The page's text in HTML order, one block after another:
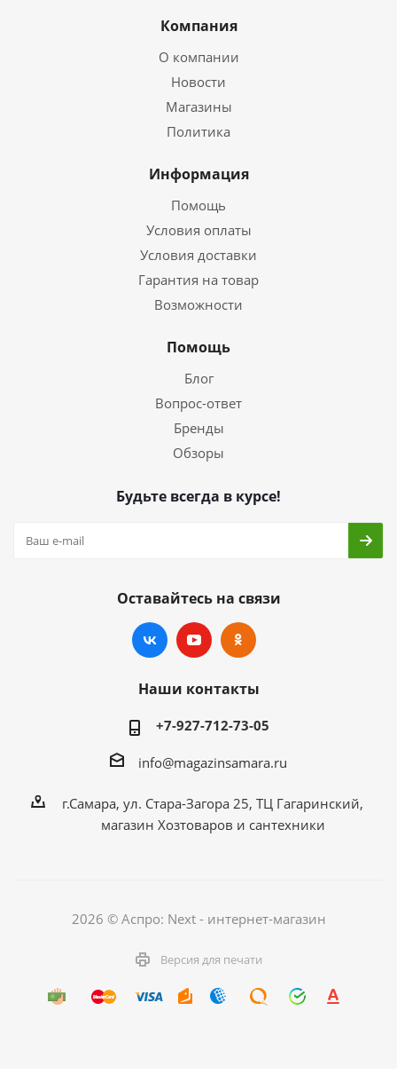
Компания
О компании
Новости
Магазины
Политика
Информация
Помощь
Условия оплаты
Условия доставки
Гарантия на товар
Возможности
Помощь
Блог
Вопрос-ответ
Бренды
Обзоры
Будьте всегда в курсе!
Оставайтесь на связи
Наши контакты
+7-927-712-73-05
info@magazinsamara.ru
г.Самара, ул. Стара-Загора 25, ТЦ Гагаринский,
магазин Хозтоваров и сантехники
2026 © Аспро: Next - интернет-магазин
Версия для печати